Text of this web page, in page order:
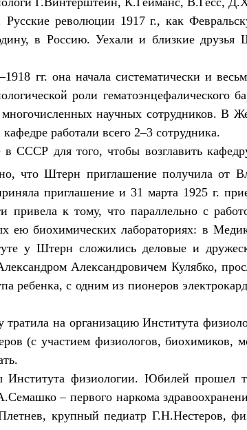
революции 1917 г., как
в Россию. Уехали и близкие
гг. она начала систематически и
роли гематоэнцефалического
научных сотрудников. В
работали всего 2–3 сотрудника.
для того, чтобы возглавить
что Штерн приглашение получила от
приглашение и 31 марта 1925 г.
привела к тому, что параллельно с
ею биохимических лабораториях: в
у Штерн сложились деловые и
Александровичем Кулябко,
ребенка, с одним из пионеров
на организацию Института
(с участием физиологов, биохимиков,
физиологии. Юбилей прошел
– первого наркома
крупный педиатр Г.Н.Нестеров,